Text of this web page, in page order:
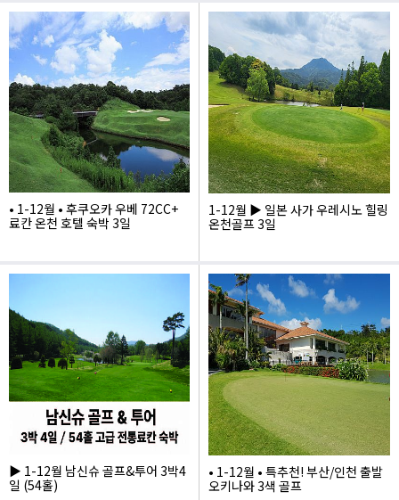
1,735,000 1,229,000
• 1-12월 • 후쿠오카 우베 72CC+
료칸 온천 호텔 숙박 3일
1,540,000
1-12월 ▶ 일본 사가 우레시노 힐링
온천골프 3일
1,795,000
▶ 1-12월 남신슈 골프&투어 3박4
일 (54홀)
• 1-12월 • 특추천! 부산/인천 출발
오키나와 3색 골프